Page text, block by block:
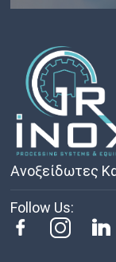
Ανοξείδωτες
Follow Us: